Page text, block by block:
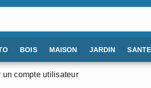
BOIS MAISON JARDIN SANTE
un compte utilisateur